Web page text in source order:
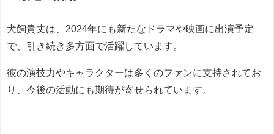
犬飼貴丈は、2024年にも新たなドラマや映画に出演予定
で、引き続き多方面で活躍しています。
彼の演技力やキャラクターは多くのファンに支持されてお
り、今後の活動にも期待が寄せられています。